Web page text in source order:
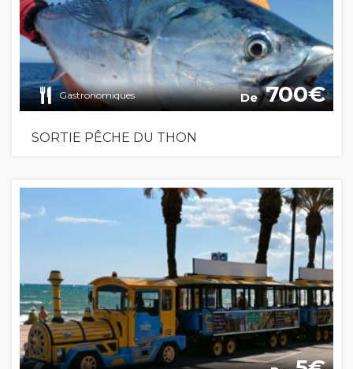
Gastronomiques De 700
SORTIE PÊCHE DU THON